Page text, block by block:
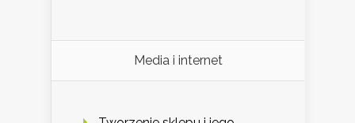
Media i internet